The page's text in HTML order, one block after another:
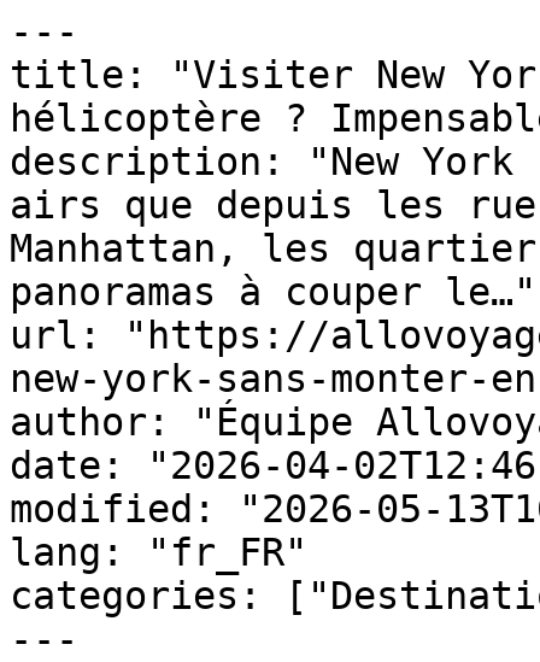
---
title: "Visiter New
hélicoptère ?
description: "New
airs que depuis les
Manhattan, les
panoramas à couper le…"
url: "https://
new-york-sans-monter-
author: "Équipe
date: "2026-04-
modified: "2026-05-
lang: "fr_FR"
categories:
---